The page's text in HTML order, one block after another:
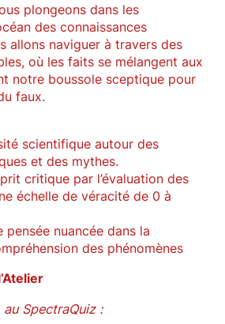
plongeons dans les
des connaissances
allons naviguer à travers des
où les faits se mélangent aux
notre boussole sceptique pour
faux.
scientifique autour des
et des mythes.
critique par l’évaluation des
échelle de véracité de 0 à
pensée nuancée dans la
des phénomènes
SpectraQuiz :